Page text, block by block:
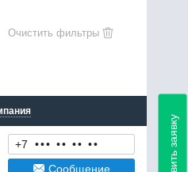
+7 ••• •• •• ••
Сообщение